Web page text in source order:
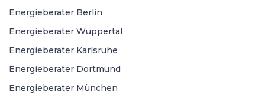
Energieberater Berlin
Energieberater Wuppertal
Energieberater Karlsruhe
Energieberater Dortmund
Energieberater München